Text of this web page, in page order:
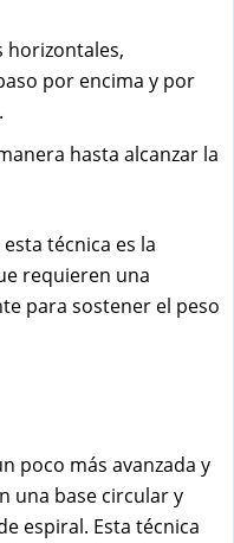
horizontales,
por encima y por
hasta alcanzar la
técnica es la
requieren una
para sostener el peso
poco más avanzada y
una base circular y
espiral. Esta técnica